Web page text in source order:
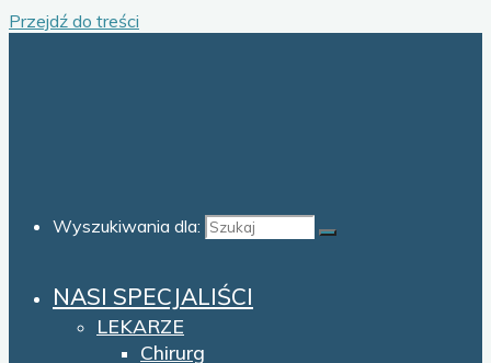
Przejdź do treści
Wyszukiwania dla:
NASI SPECJALIŚCI
LEKARZE
Chirurg